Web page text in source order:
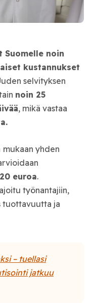
Suomelle noin
kustannukset
selvityksen
noin 25
, mikä vastaa
mukaan yhden
euroa.
työnantajiin,
tuottavuutta ja
– tuellasi
jatkuu